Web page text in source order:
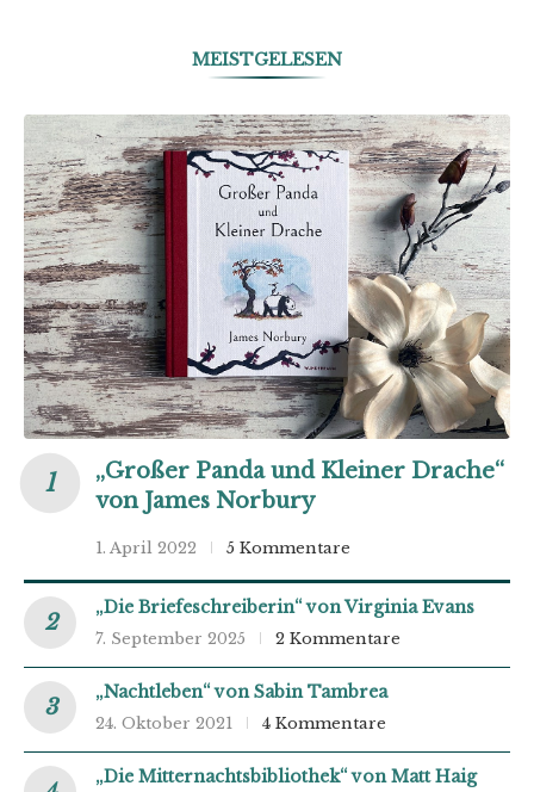
MEISTGELESEN
„Großer Panda und Kleiner Drache“
von James Norbury
1. April 2022 5 Kommentare
„Die Briefeschreiberin“ von Virginia Evans
7. September 2025 2 Kommentare
„Nachtleben“ von Sabin Tambrea
24. Oktober 2021 4 Kommentare
„Die Mitternachtsbibliothek“ von Matt Haig